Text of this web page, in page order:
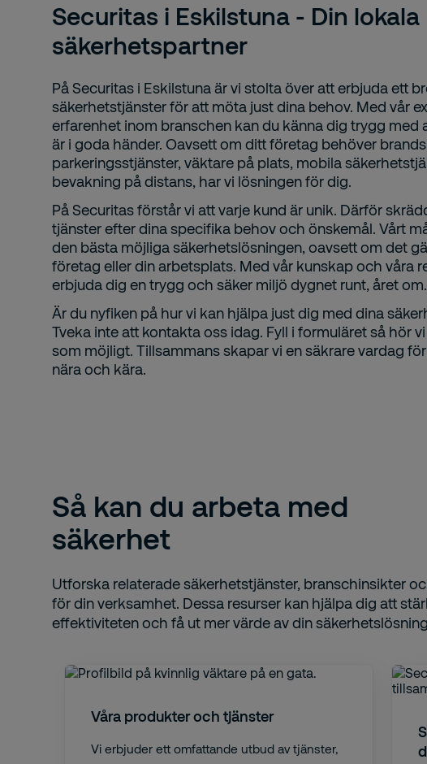
Securitas i Eskilstuna - Din lokala
säkerhetspartner
På Securitas i Eskilstuna är vi stolta över att erbjuda ett
säkerhetstjänster för att möta just dina behov. Med vår
erfarenhet inom branschen kan du känna dig trygg med
är i goda händer. Oavsett om ditt företag behöver
parkeringsstjänster, väktare på plats, mobila
bevakning på distans, har vi lösningen för dig.
På Securitas förstår vi att varje kund är unik. Därför
tjänster efter dina specifika behov och önskemål. Vårt
den bästa möjliga säkerhetslösningen, oavsett om det
företag eller din arbetsplats. Med vår kunskap och våra
erbjuda dig en trygg och säker miljö dygnet runt, året om.
Är du nyfiken på hur vi kan hjälpa just dig med dina
Tveka inte att kontakta oss idag. Fyll i formuläret så hör
som möjligt. Tillsammans skapar vi en säkrare vardag
nära och kära.
Så kan du arbeta med
säkerhet
Utforska relaterade säkerhetstjänster, branschinsikter
för din verksamhet. Dessa resurser kan hjälpa dig att
effektiviteten och få ut mer värde av din
Våra produkter och tjänster
Vi erbjuder ett omfattande utbud av tjänster,